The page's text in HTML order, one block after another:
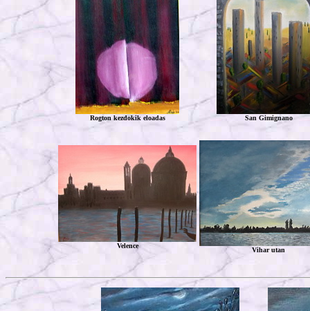
Rogton kezdokik eloadas San Gimignano
Velence
Vihar utan